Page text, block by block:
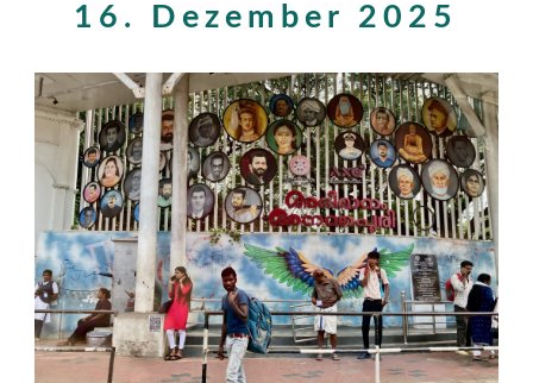
16. Dezember 2025